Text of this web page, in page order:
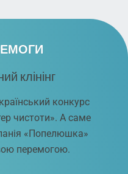
клінінг
конкурс
чистоти». А саме
«Попелюшка»
перемогою.